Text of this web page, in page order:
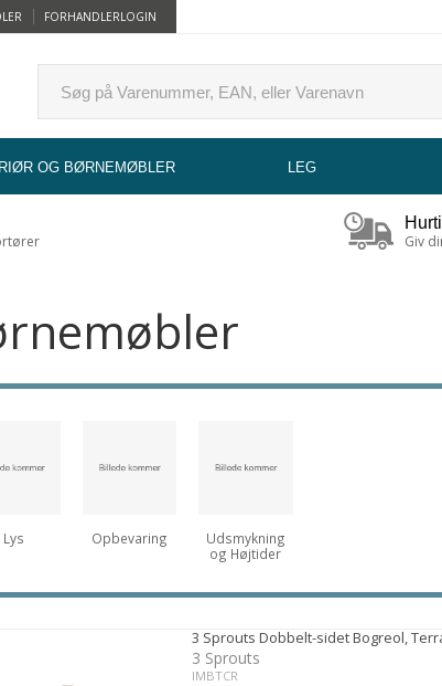
FORHANDLERLOGIN
OG BØRNEMØBLER LEG
Giv
Lys Opbevaring
Udsmykning
og Højtider
3 Sprouts Dobbelt-sidet Bogreol,
3 Sprouts
IMBTCR